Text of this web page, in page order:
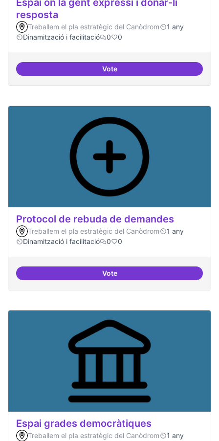
Espai on la gent expressi i donar-li
resposta
Treballem el pla estratègic del Canòdrom
1 any
Dinamització i facilitació
0 0
VoteEspai on la gent expressi i
Protocol de rebuda de demandes
Treballem el pla estratègic del Canòdrom
1 any
Dinamització i facilitació
0 0
VoteProtocol de rebuda de demandes
Espai grades democràtiques
Treballem el pla estratègic del Canòdrom
1 any